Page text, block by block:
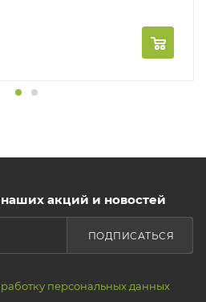
наших акций и новостей
персональных данных
ПОДПИСАТЬСЯ